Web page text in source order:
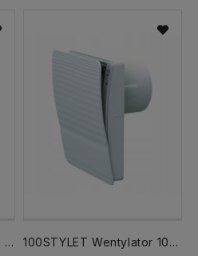
100STYLE Wentylator 100 STYLE automatyczna żaluzja
100STYLET Wentylator 100 STYLE ŻALUZJA + TIMER AŻWC